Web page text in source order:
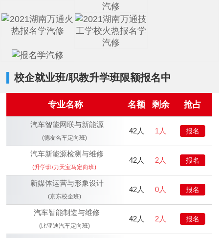
校企就业班/职教升学班限额报名中
专业名称 名额 剩余 抢占
汽车智能网联与新能源
(德友名车定向班)
42人 1人 报名
汽车新能源检测与维修
(升学班/力天宝马定向班)
42人 2人 报名
新媒体运营与形象设计
(京东校企班)
42人 0人 报名
汽车智能制造与维修
(比亚迪汽车定向班)
42人 2人 报名